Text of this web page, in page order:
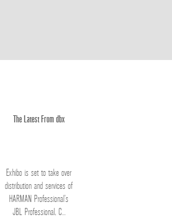
The Latest From dbx